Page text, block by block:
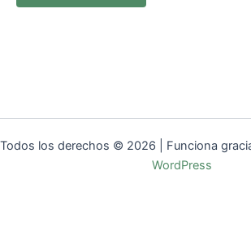
Todos los derechos © 2026 | Funciona
WordPress